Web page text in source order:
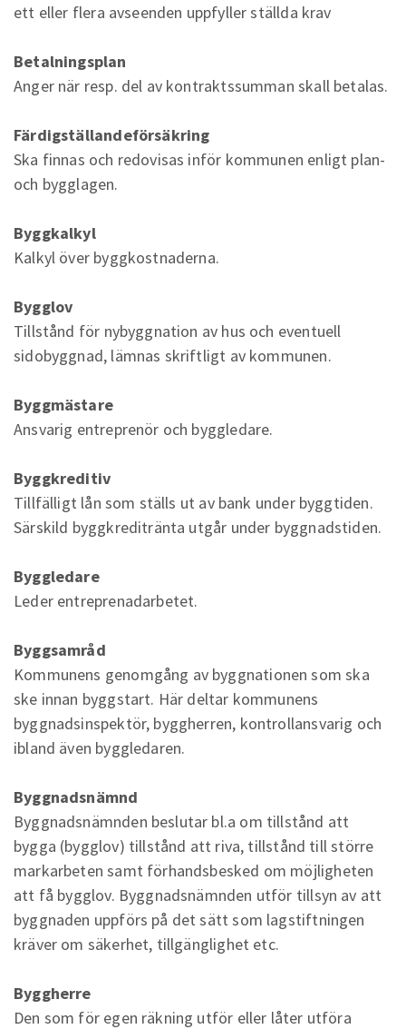
ett eller flera avseenden uppfyller ställda krav
Betalningsplan
Anger när resp. del av kontraktssumman skall betalas.
Färdigställandeförsäkring
Ska finnas och redovisas inför kommunen enligt plan-
och bygglagen.
Byggkalkyl
Kalkyl över byggkostnaderna.
Bygglov
Tillstånd för nybyggnation av hus och eventuell
sidobyggnad, lämnas skriftligt av kommunen.
Byggmästare
Ansvarig entreprenör och byggledare.
Byggkreditiv
Tillfälligt lån som ställs ut av bank under byggtiden.
Särskild byggkreditränta utgår under byggnadstiden.
Byggledare
Leder entreprenadarbetet.
Byggsamråd
Kommunens genomgång av byggnationen som ska
ske innan byggstart. Här deltar kommunens
byggnadsinspektör, byggherren, kontrollansvarig och
ibland även byggledaren.
Byggnadsnämnd
Byggnadsnämnden beslutar bl.a om tillstånd att
bygga (bygglov) tillstånd att riva, tillstånd till större
markarbeten samt förhandsbesked om möjligheten
att få bygglov. Byggnadsnämnden utför tillsyn av att
byggnaden uppförs på det sätt som lagstiftningen
kräver om säkerhet, tillgänglighet etc.
Byggherre
Den som för egen räkning utför eller låter utföra